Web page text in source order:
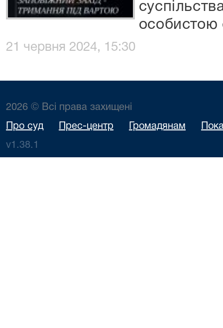
особистою
21 червня 2024, 15:30
2026 © Всі права захищені
Про суд Прес-центр Громадянам
v1.38.1